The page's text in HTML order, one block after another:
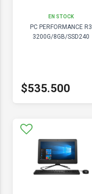
EN STOCK
PC PERFORMANCE R3
3200G/8GB/SSD240
$535.500